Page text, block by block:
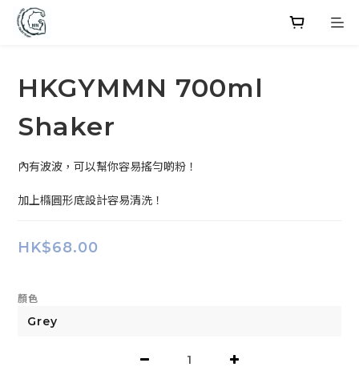
HKGYMMN 700ml
Shaker
內有波波，可以幫你容易搖勻啲粉！
加上橢圓形底設計容易清洗！
HK$68.00
顏色